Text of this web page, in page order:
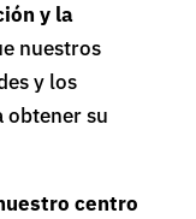
y la
nuestros
y los
obtener su
centro